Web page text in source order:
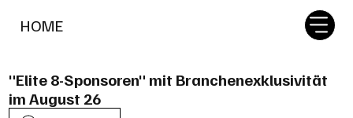
HOME
"Elite 8-Sponsoren" mit Branchenexklusivität
im August 26